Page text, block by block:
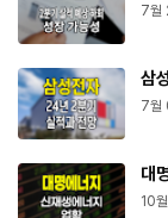
7월
삼
7월
대
10